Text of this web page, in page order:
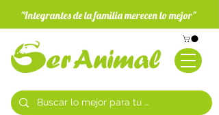
"Integrantes de la familia merecen lo mejor"